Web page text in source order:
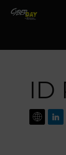
ID